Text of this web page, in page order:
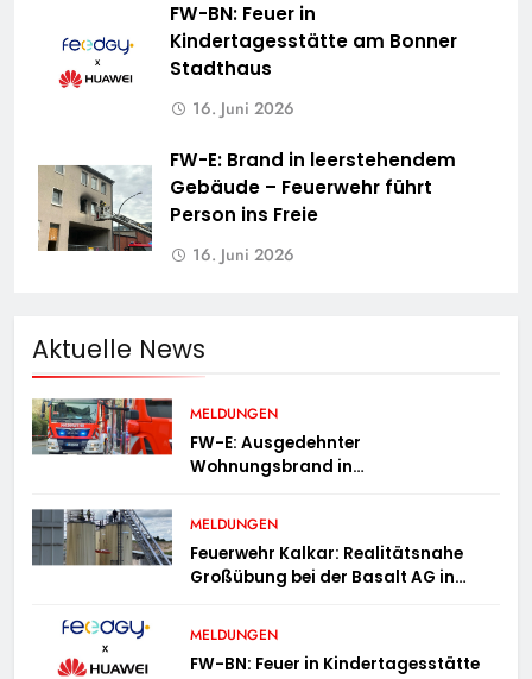
FW-BN: Feuer in
Kindertagesstätte am Bonner
Stadthaus
16. Juni 2026
FW-E: Brand in leerstehendem
Gebäude – Feuerwehr führt
Person ins Freie
16. Juni 2026
Aktuelle News
MELDUNGEN
FW-E: Ausgedehnter
Wohnungsbrand in
müssen untergebracht werden
MELDUNGEN
Feuerwehr Kalkar: Realitätsnahe
Großübung bei der Basalt AG in
Einsatzkräfte
MELDUNGEN
FW-BN: Feuer in Kindertagesstätte